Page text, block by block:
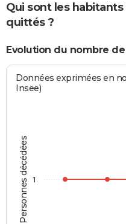
Qui sont les
quittés ?
Evolution du nombre
Personnes décédées
Données exprimées en
Insee)
1